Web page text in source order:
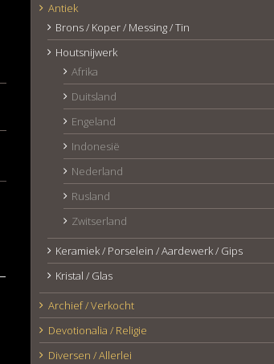
Antiek
Brons / Koper / Messing / Tin
Houtsnijwerk
Afrika
Duitsland
Engeland
Indonesië
Nederland
Rusland
Zwitserland
Keramiek / Porselein / Aardewerk / Gips
Kristal / Glas
Archief / Verkocht
Devotionalia / Religie
Diversen / Allerlei